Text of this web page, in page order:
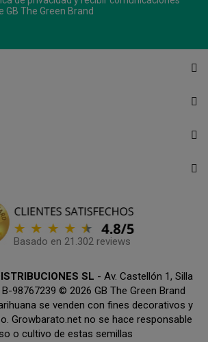
GB The Green Brand
Basado en 21.302 reviews
SL - Av. Castellón 1, Silla
98767239 © 2026 GB The Green Brand
se venden con fines decorativos y
Growbarato.net no se hace responsable
o cultivo de estas semillas